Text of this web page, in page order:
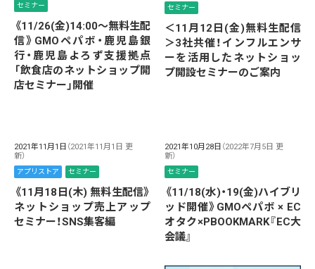
セミナー
《11/26(金)14:00～無料生配
信》GMOペパボ・鹿児島銀
行・鹿児島よろず支援拠点
「飲食店のネットショップ開
店セミナー」開催
セミナー
＜11月12日(金)無料生配信
＞3社共催！インフルエンサ
ーを活用したネットショッ
プ開設セミナーのご案内
2021年11月1日 （2021年11月1日 更
新）
アプリストア セミナー
《11月18日(木) 無料生配信》
ネットショップ売上アップ
セミナー！SNS集客編
2021年10月28日 （2022年7月5日 更
新）
セミナー
《11/18(水)・19(金)ハイブリ
ッド開催》GMOペパボ × EC
オタク×PBOOKMARK『EC大
会議』